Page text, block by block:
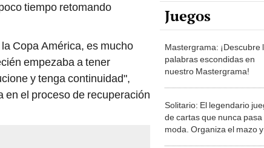
tiempo retomando
Copa América, es mucho
empezaba a tener
y tenga continuidad",
en el proceso de recuperación
Juegos
Mastergrama: ¡Descubre
palabras escondidas en
nuestro Mastergrama!
Solitario: El legendario
de cartas que nunca pasa
moda. Organiza el mazo y